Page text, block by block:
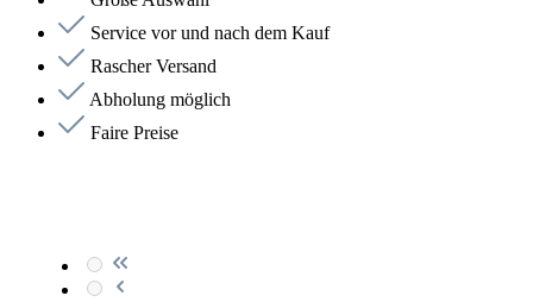
Service vor und nach dem Kauf
Rascher Versand
Abholung möglich
Faire Preise